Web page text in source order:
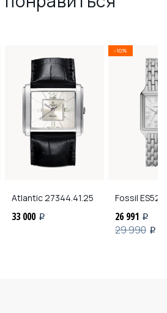
Atlantic 27344.41.25
33 000 i
-10%
Fossil
26 991 i
29 990 i